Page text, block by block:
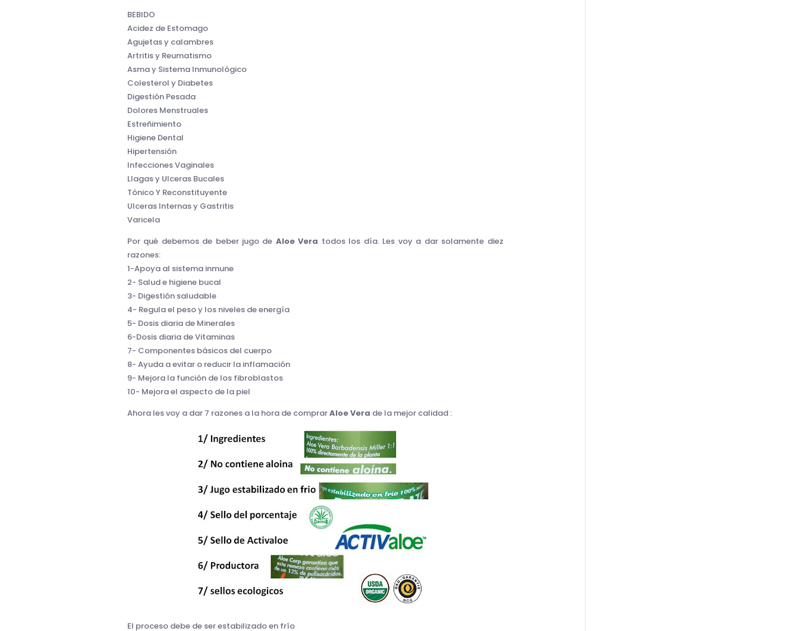
BEBIDO
Acidez de Estomago
Agujetas y calambres
Artritis y Reumatismo
Asma y Sistema Inmunológico
Colesterol y Diabetes
Digestión Pesada
Dolores Menstruales
Estreñimiento
Higiene Dental
Hipertensión
Infecciones Vaginales
Llagas y Ulceras Bucales
Tónico Y Reconstituyente
Ulceras Internas y Gastritis
Varicela
Por qué debemos de beber jugo de Aloe Vera todos los día. Les voy a dar solamente diez
razones:
1-Apoya al sistema inmune
2- Salud e higiene bucal
3- Digestión saludable
4- Regula el peso y los niveles de energía
5- Dosis diaria de Minerales
6-Dosis diaria de Vitaminas
7- Componentes básicos del cuerpo
8- Ayuda a evitar o reducir la inflamación
9- Mejora la función de los fibroblastos
10- Mejora el aspecto de la piel
Ahora les voy a dar 7 razones a la hora de comprarAloe Vera de la mejor calidad :
El proceso debe de ser estabilizado en frío